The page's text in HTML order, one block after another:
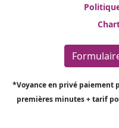
*Voyance en privé paiement
premières minutes + tarif